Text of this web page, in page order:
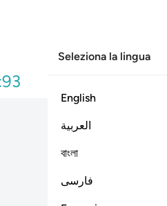
Seleziona la lingua
English
العربية
বাংলা
فارسی